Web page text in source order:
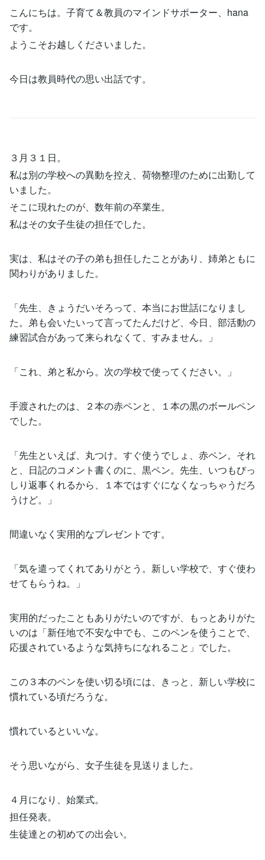
こんにちは。子育て＆教員のマインドサポーター、hana
です。
ようこそお越しくださいました。
今日は教員時代の思い出話です。
３月３１日。
私は別の学校への異動を控え、荷物整理のために出勤して
いました。
そこに現れたのが、数年前の卒業生。
私はその女子生徒の担任でした。
実は、私はその子の弟も担任したことがあり、姉弟ともに
関わりがありました。
「先生、きょうだいそろって、本当にお世話になりまし
た。弟も会いたいって言ってたんだけど、今日、部活動の
練習試合があって来られなくて、すみません。」
「これ、弟と私から。次の学校で使ってください。」
手渡されたのは、２本の赤ペンと、１本の黒のボールペン
でした。
「先生といえば、丸つけ。すぐ使うでしょ、赤ペン。それ
と、日記のコメント書くのに、黒ペン。先生、いつもびっ
しり返事くれるから、１本ではすぐになくなっちゃうだろ
うけど。」
間違いなく実用的なプレゼントです。
「気を遣ってくれてありがとう。新しい学校で、すぐ使わ
せてもらうね。」
実用的だったこともありがたいのですが、もっとありがた
いのは「新任地で不安な中でも、このペンを使うことで、
応援されているような気持ちになれること」でした。
この３本のペンを使い切る頃には、きっと、新しい学校に
慣れている頃だろうな。
慣れているといいな。
そう思いながら、女子生徒を見送りました。
４月になり、始業式。
担任発表。
生徒達との初めての出会い。